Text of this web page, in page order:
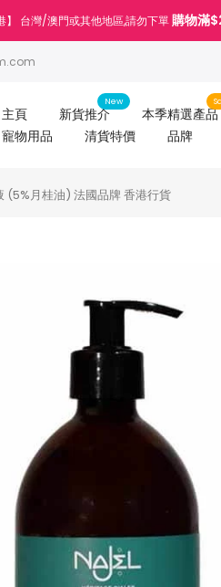
】 台灣/澳門或其他地區,請勿下單購物滿
主頁 新貨推介
New
本季精選產品
寵物用品
清貨特價 品牌
(5%月桂油) 法國品牌 香港行貨